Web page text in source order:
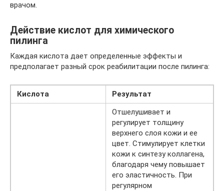
врачом.
Действие кислот для химического
пилинга
Каждая кислота дает определенные эффекты и
предполагает разный срок реабилитации после пилинга:
Кислота Результат
Отшелушивает и
регулирует толщину
верхнего слоя кожи и ее
цвет. Стимулирует клетки
кожи к синтезу коллагена,
благодаря чему повышает
его эластичность. При
регулярном